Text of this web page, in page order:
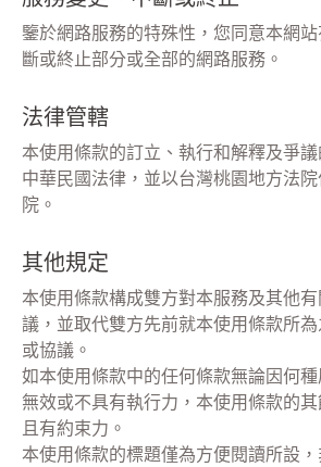
鑒於網路服務的特殊性，您同意本網
斷或終止部分或全部的網路服務。
法律管轄
本使用條款的訂立、執行和解釋及爭
中華民國法律，並以台灣桃園地方法
院。
其他規定
本使用條款構成雙方對本服務及其他
議，並取代雙方先前就本使用條款所
或協議。
如本使用條款中的任何條款無論因何
無效或不具有執行力，本使用條款的
且有約束力。
本使用條款的標題僅為方便閱讀所設，